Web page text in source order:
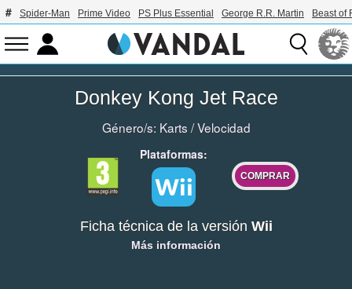
Spider-Man Prime Video PS Plus Essential George R.R. Martin Beast of
Donkey Kong Jet Race
Género/s: Karts/Velocidad
Plataformas:
COMPRAR
Ficha técnica de la versión Wii
Más información